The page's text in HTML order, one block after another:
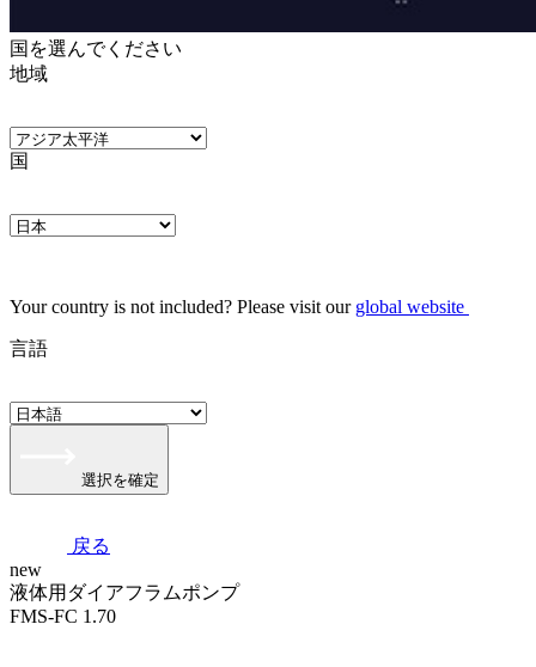
国を選んでください
地域
国
Your country is not included? Please visit our global website
言語
選択を確定
戻る
new
液体用ダイアフラムポンプ
FMS-FC 1.70